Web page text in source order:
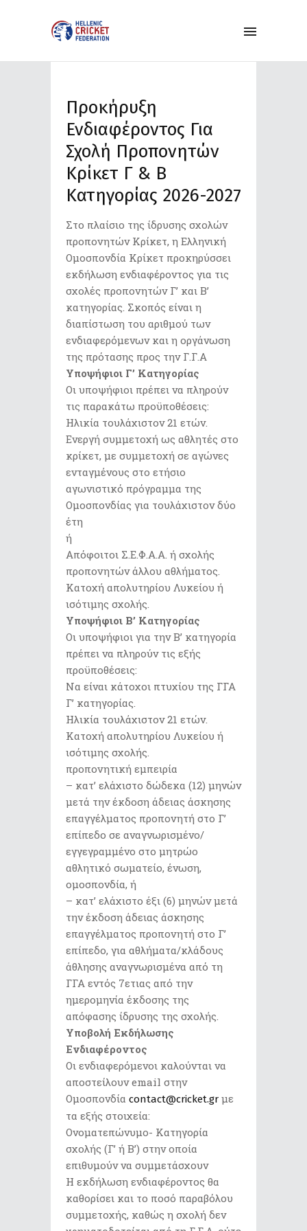
Προκήρυξη
Ενδιαφέροντος Για
Σχολή Προπονητών
Κρίκετ Γ΄ & Β΄
Κατηγορίας 2026-2027
Στο πλαίσιο της ίδρυσης σχολών
προπονητών Κρίκετ, η Ελληνική
Ομοσπονδία Κρίκετ προκηρύσσει
εκδήλωση ενδιαφέροντος για τις
σχολές προπονητών Γ’ και Β’
κατηγορίας. Σκοπός είναι η
διαπίστωση του αριθμού των
ενδιαφερόμενων και η οργάνωση
της πρότασης προς την Γ.Γ.Α
Υποψήφιοι Γ’ Κατηγορίας
Οι υποψήφιοι πρέπει να πληρούν
τις παρακάτω προϋποθέσεις:
Ηλικία τουλάχιστον 21 ετών.
Ενεργή συμμετοχή ως αθλητές στο
κρίκετ, με συμμετοχή σε αγώνες
ενταγμένους στο ετήσιο
αγωνιστικό πρόγραμμα της
Ομοσπονδίας για τουλάχιστον δύο
έτη
ή
Απόφοιτοι Σ.Ε.Φ.Α.Α. ή σχολής
προπονητών άλλου αθλήματος.
Κατοχή απολυτηρίου Λυκείου ή
ισότιμης σχολής.
Υποψήφιοι Β’ Κατηγορίας
Οι υποψήφιοι για την Β’ κατηγορία
πρέπει να πληρούν τις εξής
προϋποθέσεις:
Να είναι κάτοχοι πτυχίου της ΓΓΑ
Γ’ κατηγορίας.
Ηλικία τουλάχιστον 21 ετών.
Κατοχή απολυτηρίου Λυκείου ή
ισότιμης σχολής.
προπονητική εμπειρία
– κατ’ ελάχιστο δώδεκα (12) μηνών
μετά την έκδοση άδειας άσκησης
επαγγέλματος προπονητή στο Γ’
επίπεδο σε αναγνωρισμένο/
εγγεγραμμένο στο μητρώο
αθλητικό σωματείο, ένωση,
ομοσπονδία, ή
– κατ’ ελάχιστο έξι (6) μηνών μετά
την έκδοση άδειας άσκησης
επαγγέλματος προπονητή στο Γ’
επίπεδο, για αθλήματα/κλάδους
άθλησης αναγνωρισμένα από τη
ΓΓΑ εντός 7ετιας από την
ημερομηνία έκδοσης της
απόφασης ίδρυσης της σχολής.
Υποβολή Εκδήλωσης
Ενδιαφέροντος
Οι ενδιαφερόμενοι καλούνται να
αποστείλουν email στην
Ομοσπονδία contact@cricket.gr με
τα εξής στοιχεία:
Ονοματεπώνυμο- Κατηγορία
σχολής (Γ’ ή Β’) στην οποία
επιθυμούν να συμμετάσχουν
Η εκδήλωση ενδιαφέροντος θα
καθορίσει και το ποσό παραβόλου
συμμετοχής, καθώς η σχολή δεν